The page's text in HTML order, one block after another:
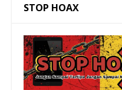
STOP HOAX